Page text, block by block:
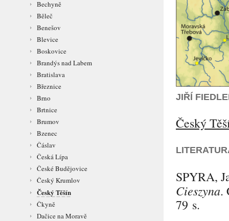
Bechyně
Běleč
Benešov
Blevice
Boskovice
Brandýs nad Labem
Bratislava
Březnice
Brno
Brtnice
Brumov
Bzenec
Čáslav
Česká Lípa
České Budějovice
Český Krumlov
Český Těšín
Čkyně
Dačice na Moravě
JIŘÍ
Český
SPYRA,
Cieszyna.
79 s.